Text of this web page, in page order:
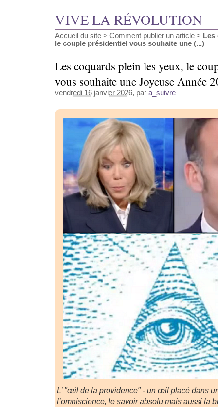
VIVE LA RÉVOLUTION
Accueil du site > Comment publier un article > Les
le couple présidentiel vous souhaite une (...)
Les coquards plein les yeux, le
vous souhaite une Joyeuse Année
vendredi 16 janvier 2026, par a_suivre
L’ "œil de la providence" - un œil placé dans
l’omniscience, le savoir absolu mais aussi la